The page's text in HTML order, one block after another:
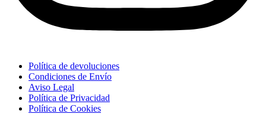
Política de devoluciones
Condiciones de Envío
Aviso Legal
Política de Privacidad
Política de Cookies